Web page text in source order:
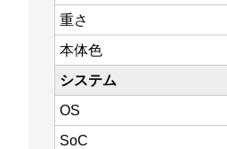
重さ
本体色
システム
OS
SoC